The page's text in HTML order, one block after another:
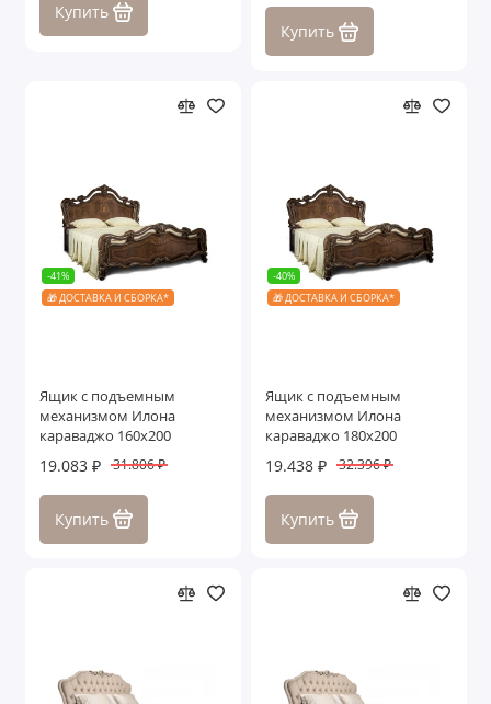
Купить
Купить
-41%
🎁 ДОСТАВКА И СБОРКА*
Ящик с подъемным
механизмом Илона
караваджо 160х200
19.083 ₽ 31.806 ₽
Купить
-40%
🎁 ДОСТАВКА И СБОРКА*
Ящик с подъемным
механизмом Илона
караваджо 180х200
19.438 ₽ 32.396 ₽
Купить